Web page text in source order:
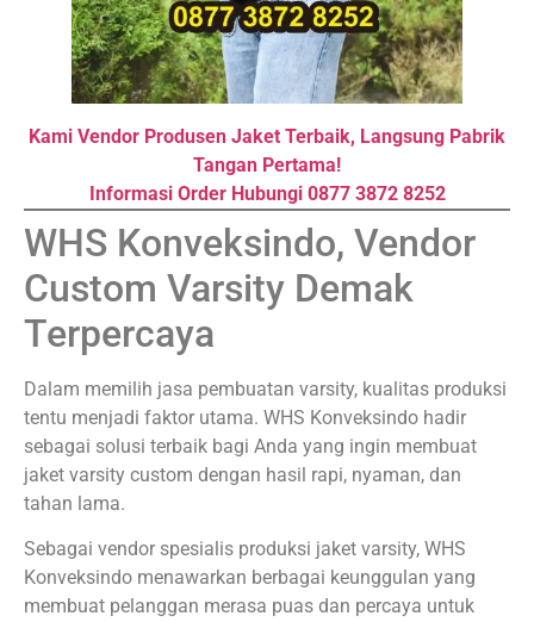
Kami Vendor Produsen Jaket Terbaik, Langsung Pabrik
Tangan Pertama!
Informasi Order Hubungi 0877 3872 8252
WHS Konveksindo, Vendor
Custom Varsity Demak
Terpercaya
Dalam memilih jasa pembuatan varsity, kualitas produksi
tentu menjadi faktor utama. WHS Konveksindo hadir
sebagai solusi terbaik bagi Anda yang ingin membuat
jaket varsity custom dengan hasil rapi, nyaman, dan
tahan lama.
Sebagai vendor spesialis produksi jaket varsity, WHS
Konveksindo menawarkan berbagai keunggulan yang
membuat pelanggan merasa puas dan percaya untuk